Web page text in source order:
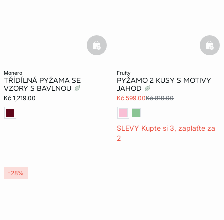
monero
TŘÍDÍLNÁ PYŽAMA SE
VZORY S BAVLNOU
Kč 1,219.00
basketfull
frutty
PYŽAMO 2 KUSY S MOTIVY
JAHOD
Kč 599.00Kč 819.00
SLEVY Kupte si 3, zaplaťte za
2
-28%